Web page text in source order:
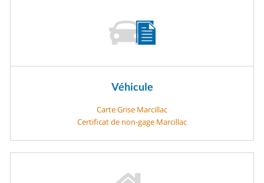
Véhicule
Carte Grise Marcillac
Certificat de non-gage Marcillac